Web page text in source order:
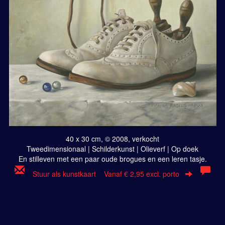
40 x 30 cm, © 2008, verkocht
Tweedimensionaal | Schilderkunst | Olieverf | Op doek
En stilleven met een paar oude brogues en een leren tasje.
Stuur als kunstkaart Vanaf € 2,95 excl. porto